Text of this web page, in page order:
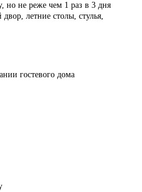
но не реже чем 1 раз в 3 дня
летние столы, стулья,
гостевого дома